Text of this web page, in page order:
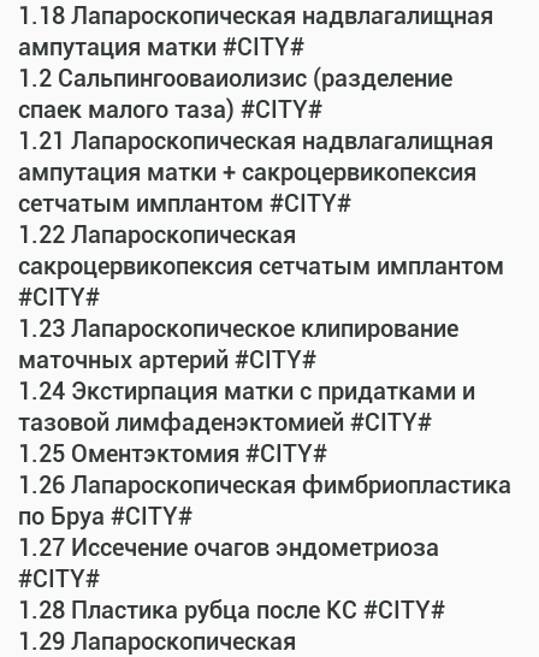
1.18 Лапароскопическая надвлагалищная
ампутация матки #CITY#
1.2 Сальпингооваиолизис (разделение
спаек малого таза) #CITY#
1.21 Лапароскопическая надвлагалищная
ампутация матки + сакроцервикопексия
сетчатым имплантом #CITY#
1.22 Лапароскопическая
сакроцервикопексия сетчатым имплантом
#CITY#
1.23 Лапароскопическое клипирование
маточных артерий #CITY#
1.24 Экстирпация матки с придатками и
тазовой лимфаденэктомией #CITY#
1.25 Оментэктомия #CITY#
1.26 Лапароскопическая фимбриопластика
по Бруа #CITY#
1.27 Иссечение очагов эндометриоза
#CITY#
1.28 Пластика рубца после КС #CITY#
1.29 Лапароскопическая